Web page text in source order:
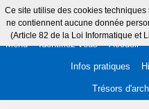
Ce site utilise des cookies
ne contiennent aucune donnée
(Article 82 de la Loi Informatique et
Menu Identifiez-vous Accueil
Infos pratiques
Trésors